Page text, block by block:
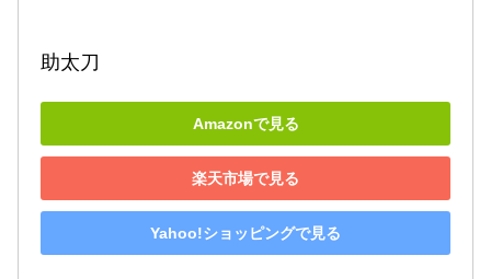
助太刀
Amazonで見る
楽天市場で見る
Yahoo!ショッピングで見る